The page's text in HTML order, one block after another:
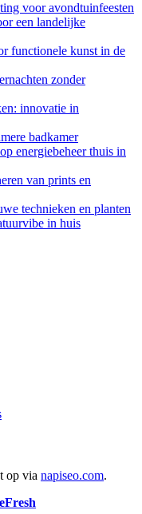
voor avondtuinfeesten
een landelijke
functionele kunst in de
zonder
innovatie in
badkamer
energiebeheer thuis in
van prints en
technieken en planten
in huis
op via napiseo.com.